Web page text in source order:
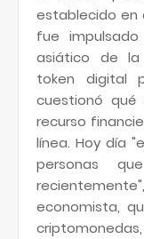
establecido en
fue
asiático de la
token digital
cuestionó
recurso
línea. Hoy día
personas
economista,